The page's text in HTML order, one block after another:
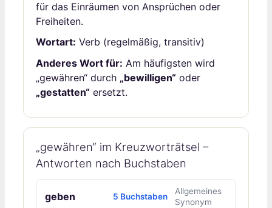
für das Einräumen von Ansprüchen oder
Freiheiten.
Wortart: Verb (regelmäßig, transitiv)
Anderes Wort für: Am häufigsten wird
„gewähren“ durch „bewilligen“ oder
„gestatten“ ersetzt.
„gewähren“ im Kreuzworträtsel –
Antworten nach Buchstaben
geben 5 Buchstaben
Allgemeines
Synonym